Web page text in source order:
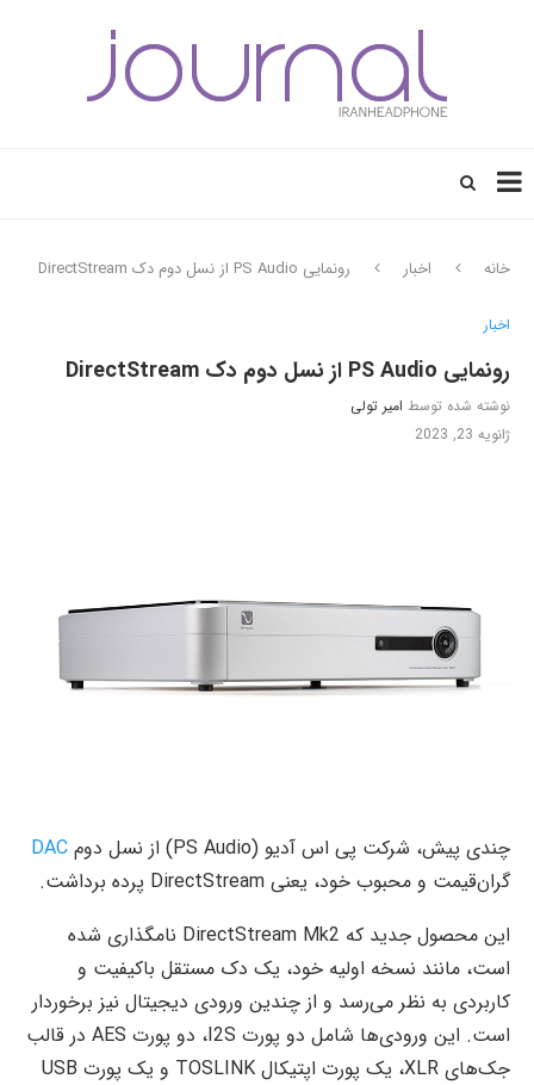
خانه اخبار رونمایی PS Audio از نسل دوم دک DirectStream
اخبار
رونمایی PS Audio از نسل دوم دک DirectStream
نوشته شده توسط امیر تولی
ژانویه 23, 2023
چندی پیش، شرکت پی اس آدیو (PS Audio) از نسل دوم
DAC
گران‌قیمت‌ و محبوب خود، یعنی DirectStream پرده برداشت.
این محصول جدید که DirectStream Mk2 نامگذاری شده
است، مانند نسخه اولیه خود، یک دک مستقل باکیفیت و
کاربردی به نظر می‌رسد و از چندین ورودی دیجیتال نیز برخوردار
است. این ورودی‌ها شامل دو پورت I2S، دو پورت AES در قالب
جک‌های XLR، یک پورت اپتیکال TOSLINK و یک پورت USB